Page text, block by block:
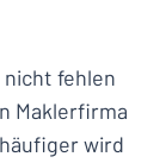
nicht fehlen
Maklerfirma
wird